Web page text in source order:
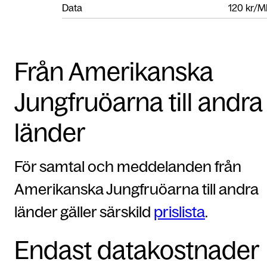
Data
120 kr/
Från Amerikanska
Jungfruöarna till andra
länder
För samtal och meddelanden från
Amerikanska Jungfruöarna till andra
länder gäller särskild prislista.
Endast datakostnader